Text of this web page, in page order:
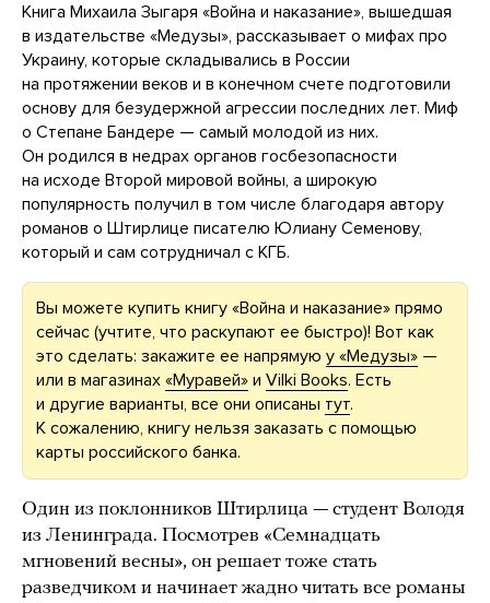
Книга Михаила Зыгаря «Война и наказание», вышедшая
в издательстве «Медузы», рассказывает о мифах про
Украину, которые складывались в России
на протяжении веков и в конечном счете подготовили
основу для безудержной агрессии последних лет. Миф
о Степане Бандере — самый молодой из них.
Он родился в недрах органов госбезопасности
на исходе Второй мировой войны, а широкую
популярность получил в том числе благодаря автору
романов о Штирлице писателю Юлиану Семенову,
который и сам сотрудничал с КГБ.
Вы можете купить книгу «Война и наказание» прямо
сейчас (учтите, что раскупают ее быстро)! Вот как
это сделать: закажите ее напрямую у «Медузы» —
или в магазинах «Муравей» и Vilki Books. Есть
и другие варианты, все они описаны тут.
К сожалению, книгу нельзя заказать с помощью
карты российского банка.
Один из поклонников Штирлица — студент Володя
из Ленинграда. Посмотрев «Семнадцать
мгновений весны», он решает тоже стать
разведчиком и начинает жадно читать все романы